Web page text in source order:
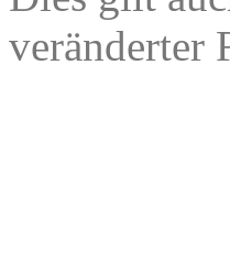
veränderter